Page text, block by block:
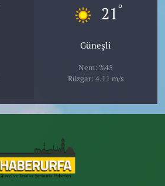
21°
Güneşli
Nem: %45
Rüzgar: 4.11 m/s